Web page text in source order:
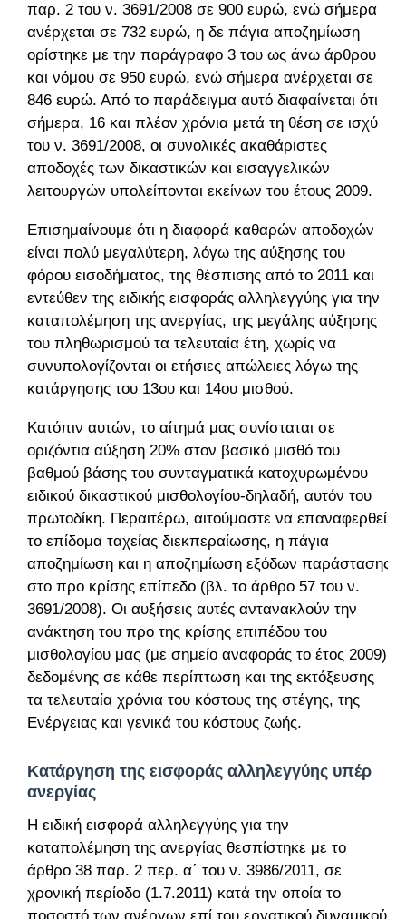
παρ. 2 του ν. 3691/2008 σε 900 ευρώ, ενώ σήμερα
ανέρχεται σε 732 ευρώ, η δε πάγια αποζημίωση
ορίστηκε με την παράγραφο 3 του ως άνω άρθρου
και νόμου σε 950 ευρώ, ενώ σήμερα ανέρχεται σε
846 ευρώ. Από το παράδειγμα αυτό διαφαίνεται ότι
σήμερα, 16 και πλέον χρόνια μετά τη θέση σε ισχύ
του ν. 3691/2008, οι συνολικές ακαθάριστες
αποδοχές των δικαστικών και εισαγγελικών
λειτουργών υπολείπονται εκείνων του έτους 2009.
Επισημαίνουμε ότι η διαφορά καθαρών αποδοχών
είναι πολύ μεγαλύτερη, λόγω της αύξησης του
φόρου εισοδήματος, της θέσπισης από το 2011 και
εντεύθεν της ειδικής εισφοράς αλληλεγγύης για την
καταπολέμηση της ανεργίας, της μεγάλης αύξησης
του πληθωρισμού τα τελευταία έτη, χωρίς να
συνυπολογίζονται οι ετήσιες απώλειες λόγω της
κατάργησης του 13ου και 14ου μισθού.
Κατόπιν αυτών, το αίτημά μας συνίσταται σε
οριζόντια αύξηση 20% στον βασικό μισθό του
βαθμού βάσης του συνταγματικά κατοχυρωμένου
ειδικού δικαστικού μισθολογίου-δηλαδή, αυτόν του
πρωτοδίκη. Περαιτέρω, αιτούμαστε να επαναφερθεί
το επίδομα ταχείας διεκπεραίωσης, η πάγια
αποζημίωση και η αποζημίωση εξόδων παράστασης
στο προ κρίσης επίπεδο (βλ. το άρθρο 57 του ν.
3691/2008). Οι αυξήσεις αυτές αντανακλούν την
ανάκτηση του προ της κρίσης επιπέδου του
μισθολογίου μας (με σημείο αναφοράς το έτος 2009),
δεδομένης σε κάθε περίπτωση και της εκτόξευσης
τα τελευταία χρόνια του κόστους της στέγης, της
Ενέργειας και γενικά του κόστους ζωής.
Κατάργηση της εισφοράς αλληλεγγύης υπέρ
ανεργίας
Η ειδική εισφορά αλληλεγγύης για την
καταπολέμηση της ανεργίας θεσπίστηκε με το
άρθρο 38 παρ. 2 περ. α΄ του ν. 3986/2011, σε
χρονική περίοδο (1.7.2011) κατά την οποία το